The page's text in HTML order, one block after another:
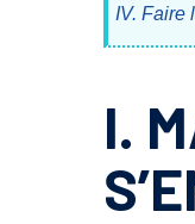
IV. Faire
I.